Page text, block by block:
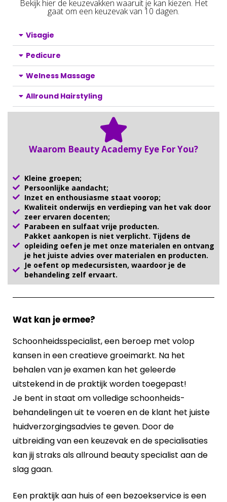
Bekijk hier de keuzevakken waaruit je kan kiezen. Het
gaat om een keuzevak van 10 dagen.
Visagie
Pedicure
Welness Massage
Allround Hairstyling
Waarom Beauty Academy Eye For You?
Kleine groepen;
Persoonlijke aandacht;
Inzet en enthousiasme staat voorop;
Kwaliteit onderwijs en verdieping van het vak door
zeer ervaren docenten;
Parabeen en sulfaat vrije producten.
Pakket aankopen is niet verplicht. Tijdens de
opleiding oefen je met onze materialen en ontvang
je het juiste advies over materialen en producten.
Je oefent op medecursisten, waardoor je de
behandeling zelf ervaart.
Wat kan je ermee?
Schoonheidsspecialist, een beroep met volop
kansen in een creatieve groeimarkt. Na het
behalen van je examen kan het geleerde
uitstekend in de praktijk worden toegepast!
Je bent in staat om volledige schoonheids-
behandelingen uit te voeren en de klant het juiste
huidverzorgingsadvies te geven. Door de
uitbreiding van een keuzevak en de specialisaties
kan jij straks als allround beauty specialist aan de
slag gaan.
Een praktijk aan huis of een bezoekservice is een